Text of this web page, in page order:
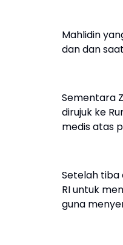
Mahlidin
dan dan
Sementara
dirujuk ke
medis atas
Setelah tiba
RI untuk
guna